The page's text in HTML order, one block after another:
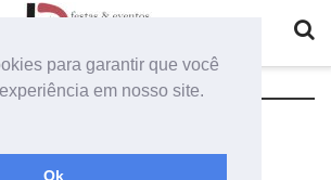
para garantir que você
em nosso site.
Ok
painel cortinas